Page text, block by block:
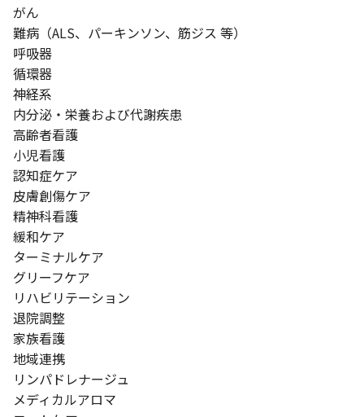
がん
難病（ALS、パーキンソン、筋ジス 等）
呼吸器
循環器
神経系
内分泌・栄養および代謝疾患
高齢者看護
小児看護
認知症ケア
皮膚創傷ケア
精神科看護
緩和ケア
ターミナルケア
グリーフケア
リハビリテーション
退院調整
家族看護
地域連携
リンパドレナージュ
メディカルアロマ